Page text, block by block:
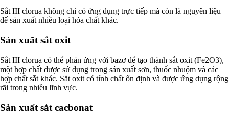
Sắt III clorua không chỉ có ứng dụng trực tiếp mà còn là nguyên liệu
để sản xuất nhiều loại hóa chất khác.
Sản xuất sắt oxit
Sắt III clorua có thể phản ứng với bazơ để tạo thành sắt oxit (Fe2O3),
một hợp chất được sử dụng trong sản xuất sơn, thuốc nhuộm và các
hợp chất sắt khác. Sắt oxit có tính chất ổn định và được ứng dụng rộng
rãi trong nhiều lĩnh vực.
Sản xuất sắt cacbonat